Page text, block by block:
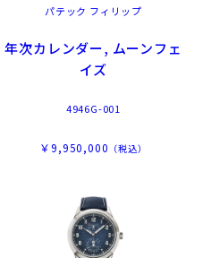
パテック フィリップ
年次カレンダー, ムーンフェ
イズ
4946G-001
￥9,950,000 （税込）